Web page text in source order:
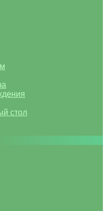
стол